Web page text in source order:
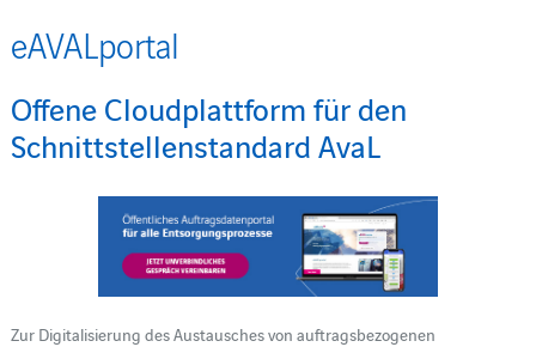
eAVALportal
Offene Cloudplattform für den
Schnittstellenstandard AvaL
Zur Digitalisierung des Austausches von auftragsbezogenen